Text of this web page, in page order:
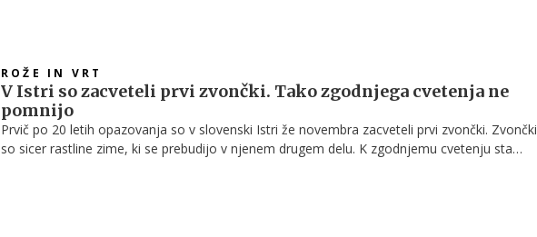
ROŽE IN VRT
V Istri so zacveteli prvi zvončki. Tako zgodnjega cvetenja ne
pomnijo
Prvič po 20 letih opazovanja so v slovenski Istri že novembra zacveteli prvi zvončki. Zvončki
so sicer rastline zime, ki se prebudijo v njenem drugem delu. K zgodnjemu cvetenju sta